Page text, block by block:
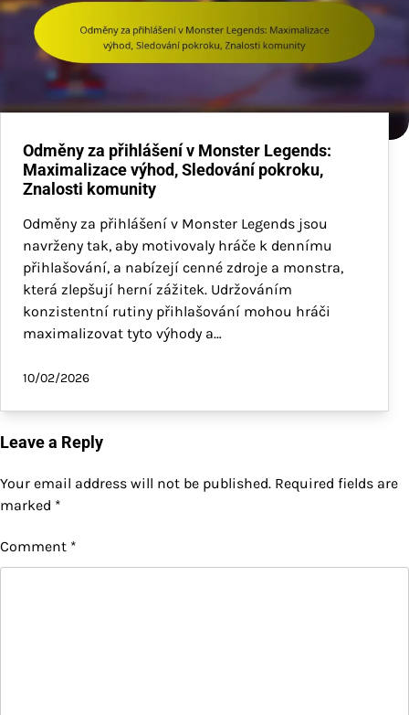
Odměny za přihlášení v Monster Legends:
Maximalizace výhod, Sledování pokroku,
Znalosti komunity
Odměny za přihlášení v Monster Legends jsou
navrženy tak, aby motivovaly hráče k dennímu
přihlašování, a nabízejí cenné zdroje a monstra,
která zlepšují herní zážitek. Udržováním
konzistentní rutiny přihlašování mohou hráči
maximalizovat tyto výhody a…
10/02/2026
Leave a Reply
Your email address will not be published. Required fields are
marked *
Comment *